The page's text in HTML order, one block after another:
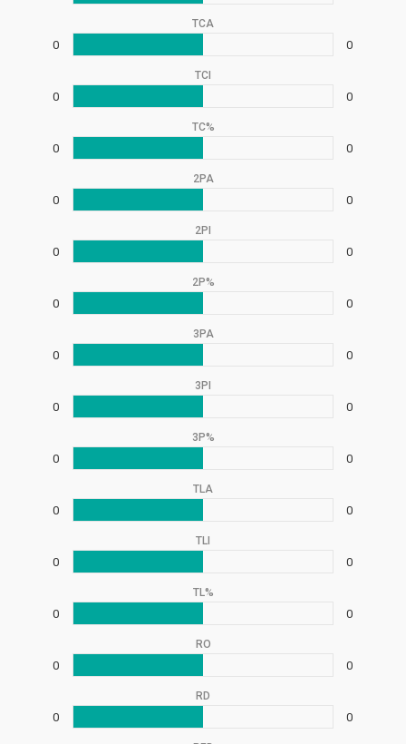
TCA
0 0
TCI
0 0
TC%
0 0
2PA
0 0
2PI
0 0
2P%
0 0
3PA
0 0
3PI
0 0
3P%
0 0
TLA
0 0
TLI
0 0
TL%
0 0
RO
0 0
RD
0 0